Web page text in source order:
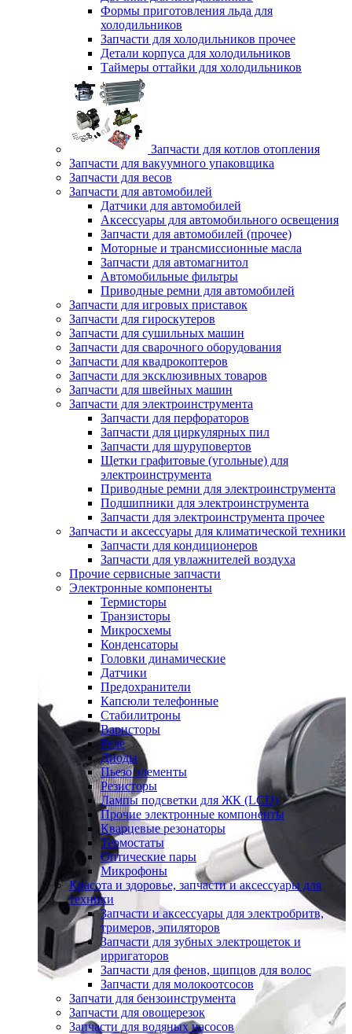
Формы приготовления льда для
холодильников
Запчасти для холодильников прочее
Детали корпуса для холодильников
Таймеры оттайки для холодильников
Запчасти для котлов отопления
Запчасти для вакуумного упаковщика
Запчасти для весов
Запчасти для автомобилей
Датчики для автомобилей
Аксессуары для автомобильного освещения
Запчасти для автомобилей (прочее)
Моторные и трансмиссионные масла
Запчасти для автомагнитол
Автомобильные фильтры
Приводные ремни для автомобилей
Запчасти для игровых приставок
Запчасти для гироскутеров
Запчасти для сушильных машин
Запчасти для сварочного оборудования
Запчасти для квадрокоптеров
Запчасти для эксклюзивных товаров
Запчасти для швейных машин
Запчасти для электроинструмента
Запчасти для перфораторов
Запчасти для циркулярных пил
Запчасти для шуруповертов
Щетки графитовые (угольные) для
электроинструмента
Приводные ремни для электроинструмента
Подшипники для электроинструмента
Запчасти для электроинструмента прочее
Запчасти и аксессуары для климатической техники
Запчасти для кондиционеров
Запчасти для увлажнителей воздуха
Прочие сервисные запчасти
Электронные компоненты
Термисторы
Транзисторы
Микросхемы
Конденсаторы
Головки динамические
Датчики
Предохранители
Капсюли телефонные
Стабилитроны
Варисторы
Реле
Диоды
Пьезо элементы
Резисторы
Лампы подсветки для ЖК (LCD)
Прочие электронные компоненты
Кварцевые резонаторы
Термостаты
Оптические пары
Микрофоны
Красота и здоровье, запчасти и аксессуары для
техники
Запчасти и аксессуары для электробритв,
тримеров, эпиляторов
Запчасти для зубных электрощеток и
ирригаторов
Запчасти для фенов, щипцов для волос
Запчасти для молокоотсосов
Запчати для бензоинструмента
Запчасти для овощерезок
Запчасти для водяных насосов